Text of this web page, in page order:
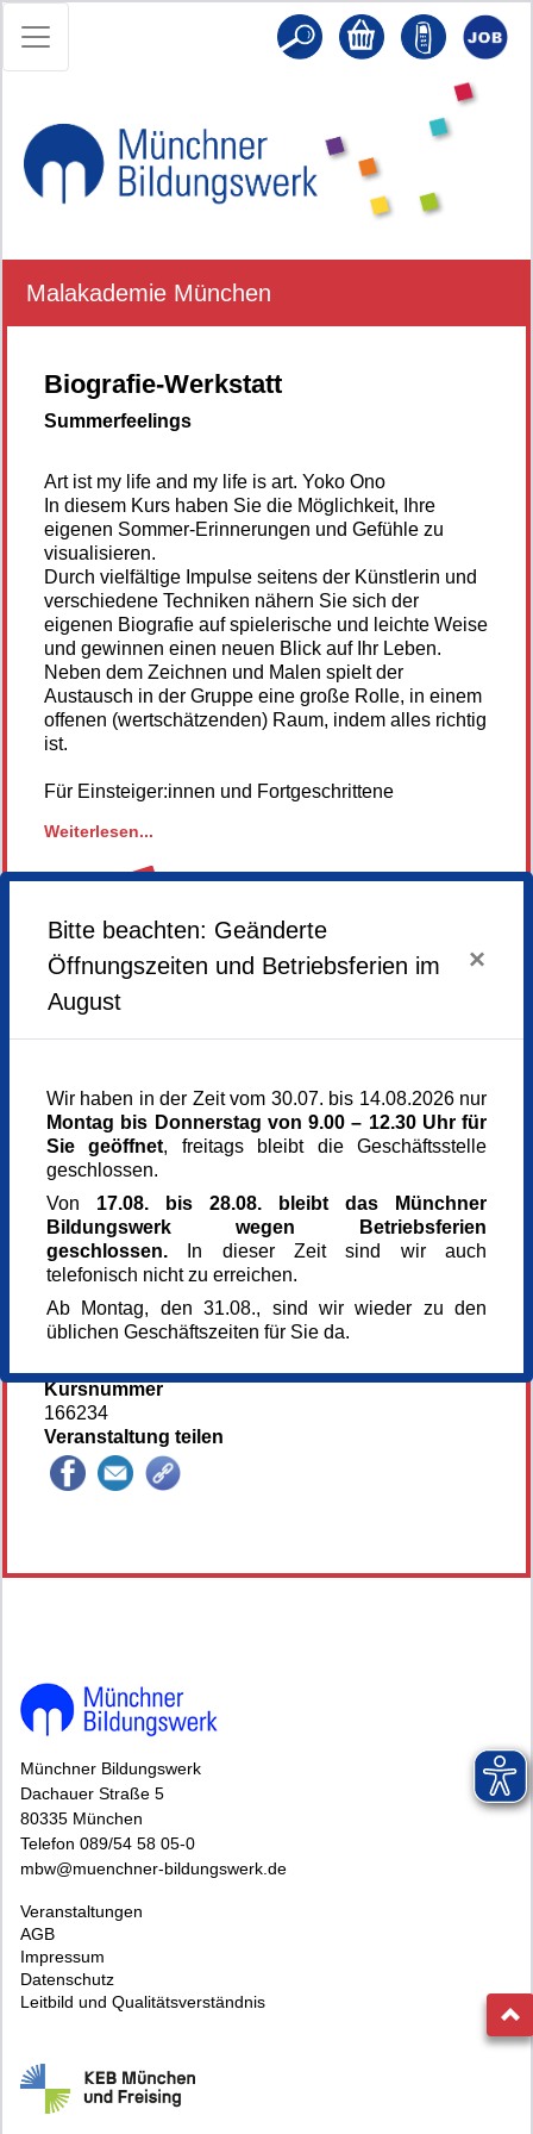
Malakademie München
Biografie-Werkstatt
Summerfeelings
Art ist my life and my life is art. Yoko Ono
In diesem Kurs haben Sie die Möglichkeit, Ihre
eigenen Sommer-Erinnerungen und Gefühle zu
visualisieren.
Durch vielfältige Impulse seitens der Künstlerin und
verschiedene Techniken nähern Sie sich der
eigenen Biografie auf spielerische und leichte Weise
und gewinnen einen neuen Blick auf Ihr Leben.
Neben dem Zeichnen und Malen spielt der
Austausch in der Gruppe eine große Rolle, in einem
offenen (wertschätzenden) Raum, indem alles richtig
ist.
Für Einsteiger:innen und Fortgeschrittene
Material: Skizzenbuch, Block, Bleistifte, Buntstifte,
Wasserfarben, evtl. Pinselstifte z.B. von Ecoline.
Lieblingsmaterialien und -Stifte können gerne
Weiterlesen...
ABGESAGT
Freitag, 12.06.2026,18.00 - 21.00 Uhr
Veranstaltungsort
Kunst im Turm - St. Clemens
Arnulfstr. 166
80634 München
München
Kursgebühr
128 €
Sabine Lemke
Anmeldung bis
Kursnummer
166234
Veranstaltung teilen
Münchner Bildungswerk
Dachauer Straße 5
80335 München
Telefon 089/54 58 05-0
mbw@muenchner-bildungswerk.de
Veranstaltungen
AGB
Impressum
Datenschutz
Leitbild und Qualitätsverständnis
Bitte beachten: Geänderte
Öffnungszeiten und Betriebsferien im
August
×
Wir haben in der Zeit vom 30.07. bis 14.08.2026 nur
Montag bis Donnerstag von 9.00 – 12.30 Uhr für
Sie geöffnet, freitags bleibt die Geschäftsstelle
geschlossen.
Von 17.08. bis 28.08. bleibt das Münchner
Bildungswerk wegen Betriebsferien
geschlossen. In dieser Zeit sind wir auch
telefonisch nicht zu erreichen.
Ab Montag, den 31.08., sind wir wieder zu den
üblichen Geschäftszeiten für Sie da.